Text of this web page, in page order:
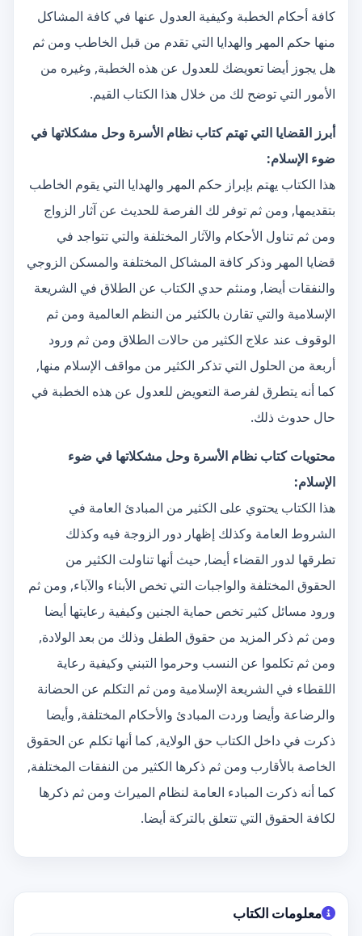
كافة أحكام الخطبة وكيفية العدول عنها في كافة المشاكل
منها حكم المهر والهدايا التي تقدم من قبل الخاطب ومن ثم
هل يجوز أيضا تعويضك للعدول عن هذه الخطبة, وغيره من
الأمور التي توضح لك من خلال هذا الكتاب القيم.
أبرز القضايا التي تهتم كتاب نظام الأسرة وحل مشكلاتها في
ضوء الإسلام:
هذا الكتاب يهتم بإبراز حكم المهر والهدايا التي يقوم الخاطب
بتقديمها, ومن ثم توفر لك الفرصة للحديث عن آثار الزواج
ومن ثم تناول الأحكام والآثار المختلفة والتي تتواجد في
قضايا المهر وذكر كافة المشاكل المختلفة والمسكن الزوجي
والنفقات أيضا, ومنثم حدي الكتاب عن الطلاق في الشريعة
الإسلامية والتي تقارن بالكثير من النظم العالمية ومن ثم
الوقوف عند علاج الكثير من حالات الطلاق ومن ثم ورود
أربعة من الحلول التي تذكر الكثير من مواقف الإسلام منها,
كما أنه يتطرق لفرصة التعويض للعدول عن هذه الخطبة في
حال حدوث ذلك.
محتويات كتاب نظام الأسرة وحل مشكلاتها في ضوء
الإسلام:
هذا الكتاب يحتوي على الكثير من المبادئ العامة في
الشروط العامة وكذلك إظهار دور الزوجة فيه وكذلك
تطرقها لدور القضاء أيضا, حيث أنها تناولت الكثير من
الحقوق المختلفة والواجبات التي تخص الأبناء والآباء, ومن ثم
ورود مسائل كثير تخص حماية الجنين وكيفية رعايتها أيضا
ومن ثم ذكر المزيد من حقوق الطفل وذلك من بعد الولادة,
ومن ثم تكلموا عن النسب وحرموا التبني وكيفية رعاية
اللقطاء في الشريعة الإسلامية ومن ثم التكلم عن الحضانة
والرضاعة وأيضا وردت المبادئ والأحكام المختلفة, وأيضا
ذكرت في داخل الكتاب حق الولاية, كما أنها تكلم عن الحقوق
الخاصة بالأقارب ومن ثم ذكرها الكثير من النفقات المختلفة,
كما أنه ذكرت المبادء العامة لنظام الميراث ومن ثم ذكرها
لكافة الحقوق التي تتعلق بالتركة أيضا.
معلومات الكتاب